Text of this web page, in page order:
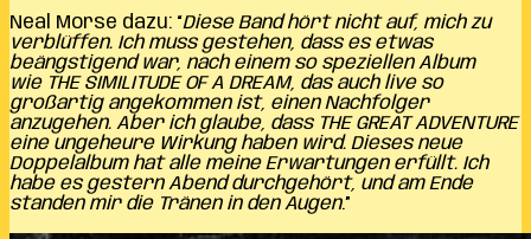
Neal Morse dazu: “Diese Band hört nicht auf, mich zu
verblüffen. Ich muss gestehen, dass es etwas
beängstigend war, nach einem so speziellen Album
wie THE SIMILITUDE OF A DREAM, das auch live so
großartig angekommen ist, einen Nachfolger
anzugehen. Aber ich glaube, dass THE GREAT ADVENTURE
eine ungeheure Wirkung haben wird. Dieses neue
Doppelalbum hat alle meine Erwartungen erfüllt. Ich
habe es gestern Abend durchgehört, und am Ende
standen mir die Tränen in den Augen.”